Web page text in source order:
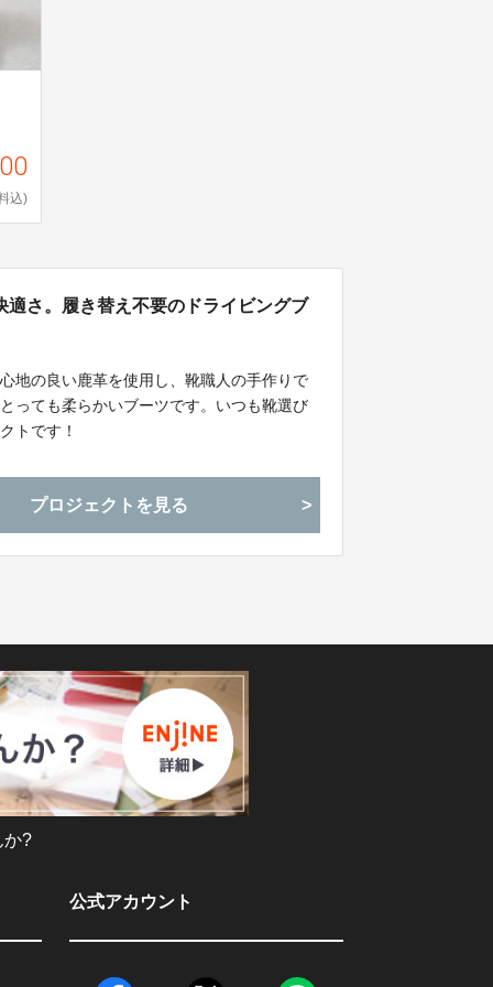
込)
さ。履き替え不要のドライビングブ
地の良い鹿革を使用し、靴職人の手作りで
っても柔らかいブーツです。いつも靴選び
トです！
プロジェクトを見る
か?
公式アカウント